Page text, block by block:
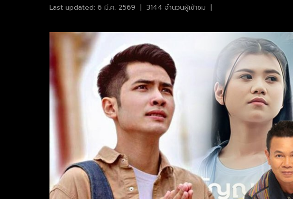
Last updated: 6 มี.ค. 2569 | 3144 จำนวนผู้เข้าชม |